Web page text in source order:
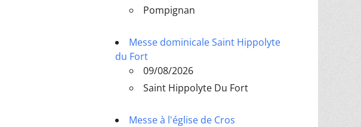
Pompignan
Messe dominicale Saint Hippolyte
du Fort
09/08/2026
Saint Hippolyte Du Fort
Messe à l'église de Cros